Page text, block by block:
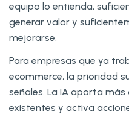
equipo lo entienda,
generar valor y
mejorarse.
Para empresas que ya
ecommerce, la prioridad
señales. La IA aporta
existentes y activa